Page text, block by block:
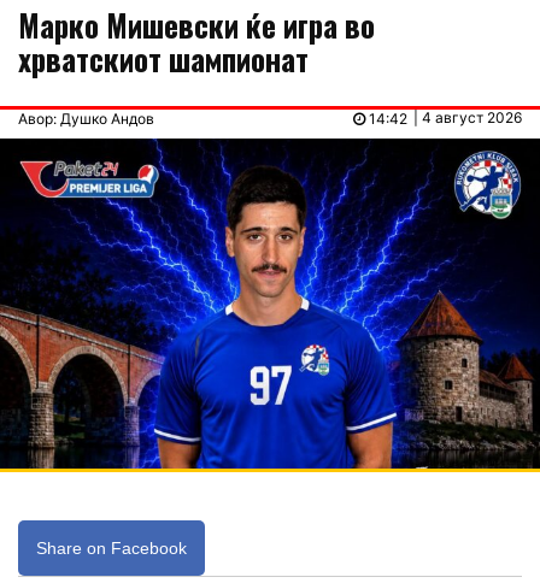
Марко Мишевски ќе игра во
хрватскиот шампионат
Авор: Душко Андов | 4 август 2026
14:42
Share on Facebook